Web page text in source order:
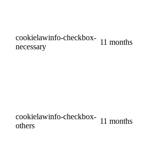
cookielawinfo-checkbox-
necessary
11 months
cookielawinfo-checkbox-
others
11 months